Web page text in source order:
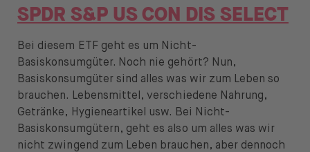
SPDR S&P US CON DIS SELECT
Bei diesem ETF geht es um Nicht-
Basiskonsumgüter. Noch nie gehört? Nun,
Basiskonsumgüter sind alles was wir zum Leben so
brauchen. Lebensmittel, verschiedene Nahrung,
Getränke, Hygieneartikel usw. Bei Nicht-
Basiskonsumgütern, geht es also um alles was wir
nicht zwingend zum Leben brauchen, aber dennoch